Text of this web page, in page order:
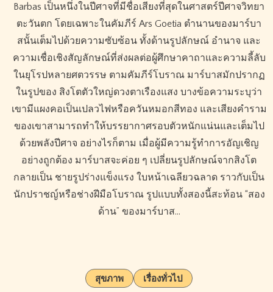
Barbas เป็นหนึ่งในปีศาจที่มีชื่อเสียงที่สุดในศาสตร์ปีศาจวิทยา
ตะวันตก โดยเฉพาะในคัมภีร์ Ars Goetia ตำนานของมาร์บา
สนั้นเต็มไปด้วยความซับซ้อน ทั้งด้านรูปลักษณ์ อำนาจ และ
ความเชื่อเชิงสัญลักษณ์ที่ส่งผลต่อผู้ศึกษาคาถาและความลี้ลับ
ในยุโรปหลายศตวรรษ ตามคัมภีร์โบราณ มาร์บาสมักปรากฏ
ในรูปของ สิงโตตัวใหญ่ดวงตาเรืองแสง บางข้อความระบุว่า
เขามีแผงคอเป็นเปลวไฟหรือควันหมอกสีทอง และเสียงคำราม
ของเขาสามารถทำให้บรรยากาศรอบตัวหนักแน่นและเต็มไป
ด้วยพลังปีศาจ อย่างไรก็ตาม เมื่อผู้มีความรู้ทำการอัญเชิญ
อย่างถูกต้อง มาร์บาสจะค่อย ๆ เปลี่ยนรูปลักษณ์จากสิงโต
กลายเป็น ชายรูปร่างแข็งแรง ใบหน้าเฉลียวฉลาด ราวกับเป็น
นักปราชญ์หรือช่างฝีมือโบราณ รูปแบบทั้งสองนี้สะท้อน “สอง
ด้าน” ของมาร์บาส…
สุขภาพ เรื่องทั่วไป